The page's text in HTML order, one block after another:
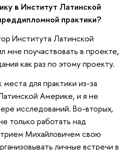
в Институт Латинской
практики?
Института Латинской
мне поучаствовать в проекте,
как раз по этому проекту.
для практики из-за
Америке, и я не
исследований. Во-вторых,
только работать над
Михайловичем свою
личные встречи в